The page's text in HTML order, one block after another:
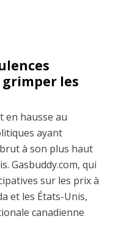
les
en hausse au
ayant
à son plus haut
Gasbuddy.com, qui
sur les prix à
et les États-Unis,
canadienne